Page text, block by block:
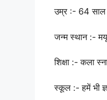
उम्र :- 64
जन्म स्थान :-
शिक्षा :- कला
स्कूल :- हमें भी